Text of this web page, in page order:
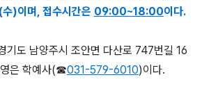
)이며, 접수시간은 09:00~18:00이다.
기도 남양주시 조안면 다산로 747번길 16
은 학예사(☎031-579-6010)이다.